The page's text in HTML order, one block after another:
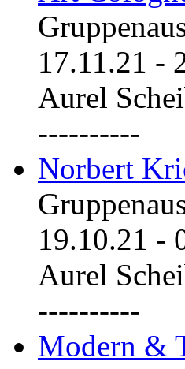
17.11.21 -
Aurel
----------
Norbert
19.10.21 -
Aurel
----------
Modern &